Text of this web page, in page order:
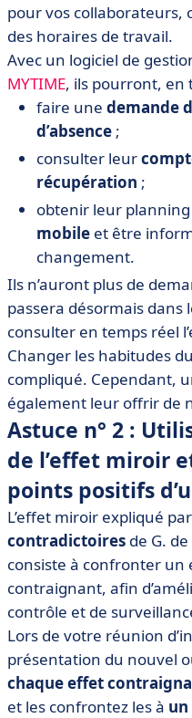
pour vos collaborateurs,
des horaires de travail.
Avec un logiciel de
MYTIME, ils pourront, en
faire une demande
d’absence ;
consulter leur
récupération ;
obtenir leur
mobile et être
changement.
Ils n’auront plus de
passera désormais dans
consulter en temps réel
Changer les habitudes
compliqué. Cependant,
également leur offrir de
Astuce n° 2 :
de l’effet miroir
points positifs
L’effet miroir expliqué
contradictoires de G.
consiste à confronter
contraignant, afin
contrôle et de
Lors de votre réunion
présentation du nouvel
chaque effet
et les confrontez les à